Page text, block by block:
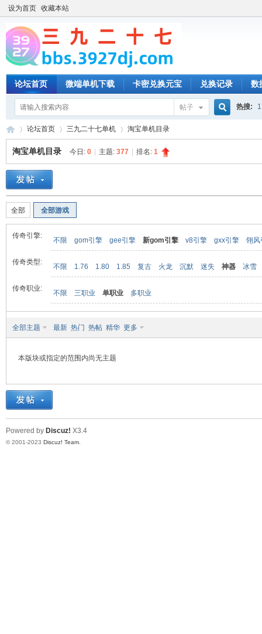
设为首页 收藏本站
论坛首页 微端单机下载 卡密兑换元宝 兑换记录 数
帖子 热搜:
»
论坛首页 三九二十七单机 淘宝单机目录
淘宝单机目录 今日: 0 主题: 377 排名: 1
全部 全部游戏
传奇引擎:
不限 gom引擎 gee引擎 新gom引擎 v8引擎 gxx引擎 翎风
传奇类型:
不限 1.76 1.80 1.85 复古 火龙 沉默 迷失 神器 冰雪
传奇职业:
不限 三职业 单职业 多职业
全部主题 最新 热门 热帖 精华 更多
本版块或指定的范围内尚无主题
Powered by Discuz! X3.4
© 2001-2023 Discuz! Team.